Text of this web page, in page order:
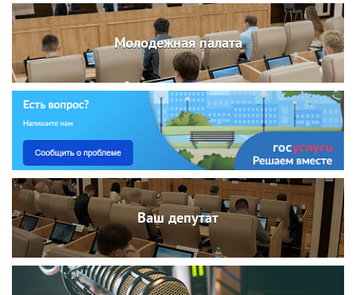
Молодежная палата
Ваш депутат